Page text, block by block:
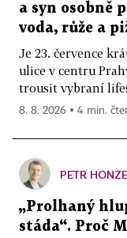
a syn osobně
voda, růže a
Je 23. července
ulice v centru
trousit vybraní
8. 8. 2026 ▪ 4 min.
PETR
„Prolhaný
stáda“. Proč